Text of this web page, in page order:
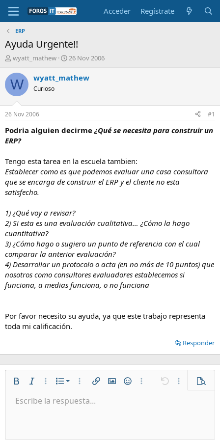
Acceder Regístrate
ERP
Ayuda Urgente!!
I
i
c
a
d
o
r
d
e
t
e
m
a
wyatt_mathew
F
c
i
n
o
26 Nov 2006
W wyatt_mathew
Curioso
26 Nov 2006 #1
Podria alguien decirme ¿Qué se necesita para construir un
ERP?
Tengo esta tarea en la escuela tambien:
Establecer como es que podemos evaluar una casa consultora
que se encarga de construir el ERP y el cliente no esta
satisfecho.
1) ¿Qué voy a revisar?
2) Si esta es una evaluación cualitativa… ¿Cómo la hago
cuantitativa?
3) ¿Cómo hago o sugiero un punto de referencia con el cual
comparar la anterior evaluación?
4) Desarrollar un protocolo o acta (en no más de 10 puntos) que
nosotros como consultores evaluadores establecemos si
funciona, a medias funciona, o no funciona
Por favor necesito su ayuda, ya que este trabajo representa
toda mi calificación.
Responder
NegritaCursivaMás opciones…
Lista
Lista numerada
Lista desordenada
Más opciones…
Insertar enlace
Insertar imagen
EmoticonosMás opciones…
Deshacer
Más
Vista
Tamaño del texto
9
Color de texto
Fuente Arial
TachadoSubrayado
AlineamientoAlineación izquierda
Paragraph format
Normal
CitarMultimedia
Insertar tabla
Insert horizontal line
SpoilerCódigo
RehacerCambiar a código BB
Eliminar formato
BorradoresGuardar borrador
Escribe la respuesta...